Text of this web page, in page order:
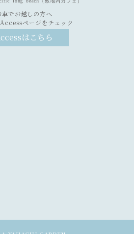
車でお越しの方へ
ページをチェック
はこちら